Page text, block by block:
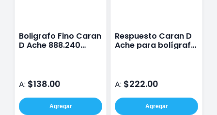
Boligrafo Fino Caran
D Ache 888.240
A: $138.00
Agregar
Respuesto Caran D
Ache para bolígrafo
A: $222.00
Agregar